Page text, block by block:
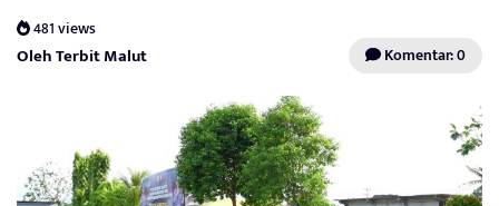
481 views
Oleh Terbit Malut Komentar: 0